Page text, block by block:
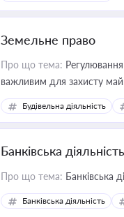
Земельне право
Про що тема:
важливим для захисту
ресурсами
Будівельна діяльність
Банківська діяльність
Про що тема: Банківська
Банківська діяльність